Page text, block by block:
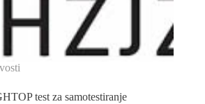
test za samotestiranje